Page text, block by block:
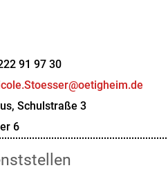
91 97 30
Schulstraße 3
6